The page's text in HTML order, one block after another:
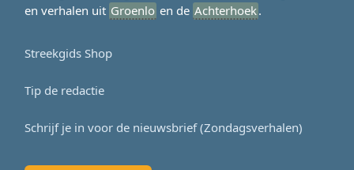
en verhalen uit Groenlo en de Achterhoek.
Streekgids Shop
Tip de redactie
Schrijf je in voor de nieuwsbrief (Zondagsverhalen)